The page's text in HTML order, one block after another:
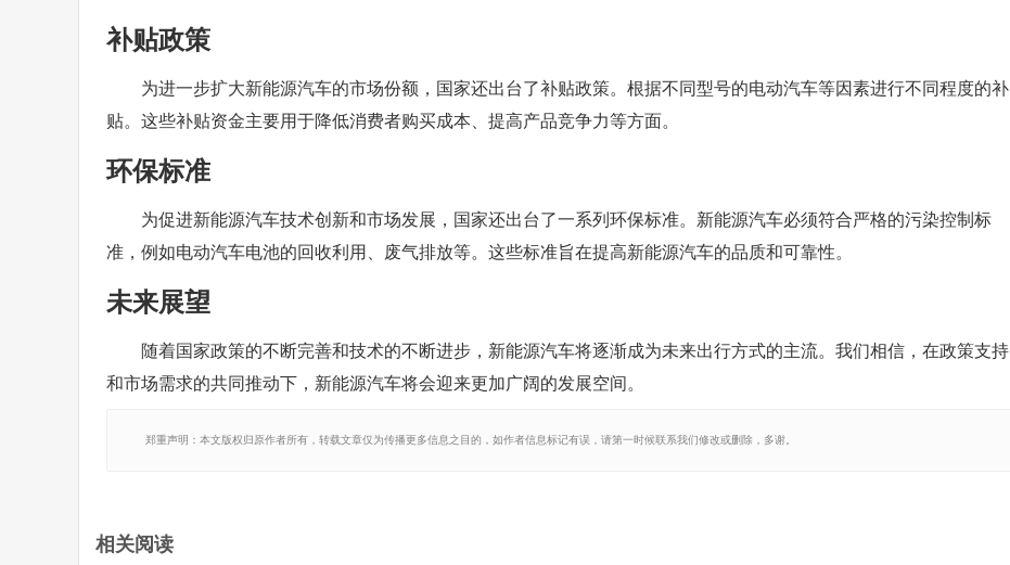
补贴政策
为进一步扩大新能源汽车的市场份额，国家还出台了补贴政策。根据不同型号的电动汽车等因素进行不同程度的补
贴。这些补贴资金主要用于降低消费者购买成本、提高产品竞争力等方面。
环保标准
为促进新能源汽车技术创新和市场发展，国家还出台了一系列环保标准。新能源汽车必须符合严格的污染控制标
准，例如电动汽车电池的回收利用、废气排放等。这些标准旨在提高新能源汽车的品质和可靠性。
未来展望
随着国家政策的不断完善和技术的不断进步，新能源汽车将逐渐成为未来出行方式的主流。我们相信，在政策支持
和市场需求的共同推动下，新能源汽车将会迎来更加广阔的发展空间。
郑重声明：本文版权归原作者所有，转载文章仅为传播更多信息之目的，如作者信息标记有误，请第一时候联系我们修改或删除，多谢。
相关阅读